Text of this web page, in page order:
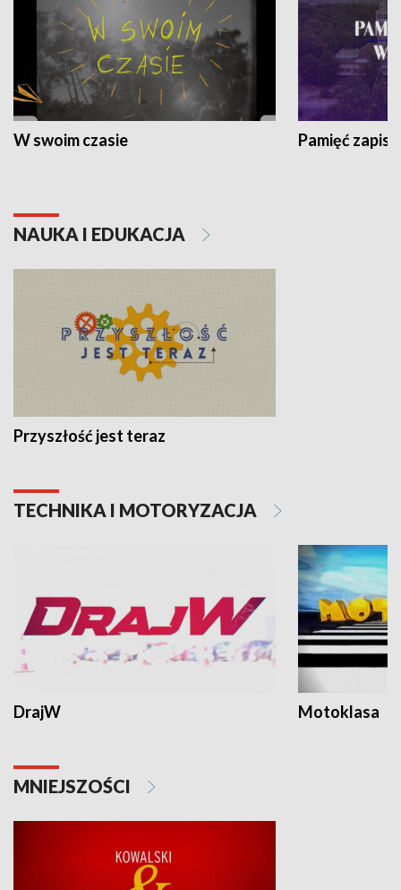
W swoim czasie Pamięć
NAUKA I EDUKACJA
Przyszłość jest teraz
TECHNIKA I MOTORYZACJA
DrajW Motoklasa
MNIEJSZOŚCI